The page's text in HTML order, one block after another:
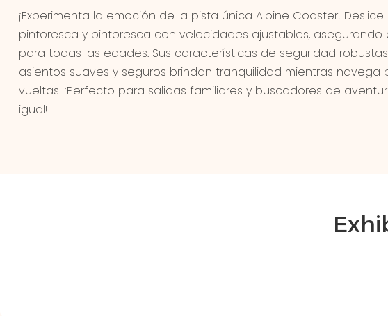
¡Experimenta la emoción de la pista única Alpine Coaster!
pintoresca y pintoresca con velocidades ajustables, asegurando
para todas las edades. Sus características de seguridad
asientos suaves y seguros brindan tranquilidad mientras navega
vueltas. ¡Perfecto para salidas familiares y buscadores de
igual!